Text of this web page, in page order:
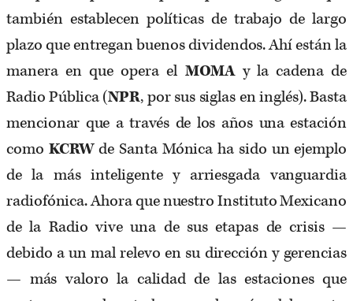
también establecen políticas de trabajo de largo
plazo que entregan buenos dividendos. Ahí están la
manera en que opera el MOMAy la cadena de
Radio Pública (NPR, por sus siglas en inglés). Basta
mencionar que a través de los años una estación
como KCRWde Santa Mónica ha sido un ejemplo
de la más inteligente y arriesgada vanguardia
radiofónica. Ahora que nuestro Instituto Mexicano
de la Radio vive una de sus etapas de crisis —
debido a un mal relevo en su dirección y gerencias
— más valoro la calidad de las estaciones que